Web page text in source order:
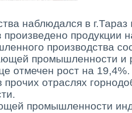
наблюдался в
произведено продукции
производства
промышленности и
отмечен рост на
прочих отраслях
промышленности